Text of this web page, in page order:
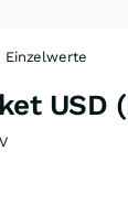
Einzelwerte
USD